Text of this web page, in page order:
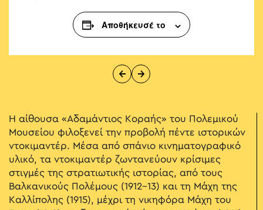
Αποθήκευσέ το
H αίθουσα «Αδαμάντιος Κοραής» του Πολεμικού
Μουσείου φιλοξενεί την προβολή πέντε ιστορικών
ντοκιμαντέρ. Μέσα από σπάνιο κινηματογραφικό
υλικό, τα ντοκιμαντέρ ζωντανεύουν κρίσιμες
στιγμές της στρατιωτικής ιστορίας, από τους
Βαλκανικούς Πολέμους (1912-13) και τη Μάχη της
Καλλίπολης (1915), μέχρι τη νικηφόρα Μάχη του